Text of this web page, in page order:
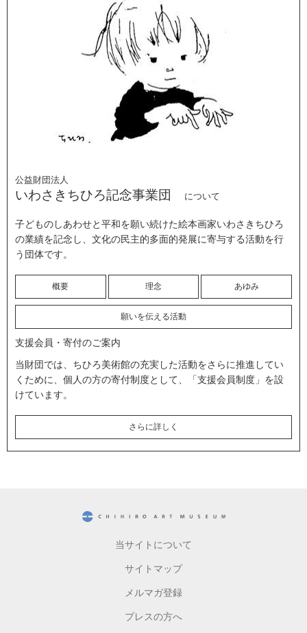
公益財団法人
いわさきちひろ記念事業団 について
子どものしあわせと平和を願い続けた絵本画家いわさきちひろ
の業績を記念し、文化の民主的多面的発展に寄与する活動を行
う団体です。
概要 理念 あゆみ
願いを伝える活動
支援会員・寄付のご案内
当財団では、ちひろ美術館の充実した活動をさらに推進してい
くために、個人の方の寄付制度として、「支援会員制度」を設
けています。
さらに詳しく
当サイトについて
サイトマップ
メルマガ登録
プレスの方へ